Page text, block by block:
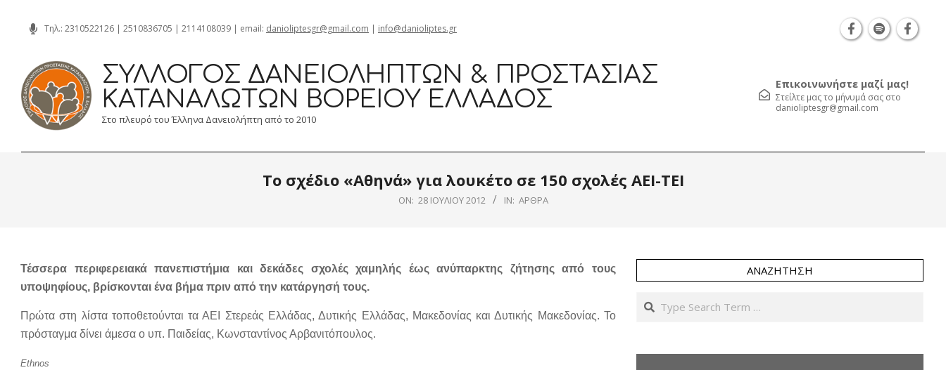
content
Τηλ.: 2310522126 | 2510836705 | 2114108039 | email: danioliptesgr@gmail.com | info@danioliptes.gr
ΣΎΛΛΟΓΟΣ ΔΑΝΕΙΟΛΗΠΤΏΝ & ΠΡΟΣΤΑΣΊΑΣ
ΚΑΤΑΝΑΛΩΤΏΝ ΒΟΡΕΊΟΥ ΕΛΛΆΔΟΣ
Στο πλευρό του Έλληνα Δανειολήπτη από το 2010
Επικοινωνήστε μαζί μας!
Στείλτε μας το μήνυμά σας στο
danioliptesgr@gmail.com
Το σχέδιο «Αθηνά» για λουκέτο σε 150 σχολές ΑΕΙ-ΤΕΙ
ON: 28 ΙΟΥΛΊΟΥ 2012 IN: ΆΡΘΡΑ
Τέσσερα περιφερειακά πανεπιστήμια και δεκάδες σχολές χαμηλής έως ανύπαρκτης ζήτησης από τους
υποψηφίους, βρίσκονται ένα βήμα πριν από την κατάργησή τους.
Πρώτα στη λίστα τοποθετούνται τα ΑΕΙ Στερεάς Ελλάδας, Δυτικής Ελλάδας, Μακεδονίας και Δυτικής Μακεδονίας. Το
πρόσταγμα δίνει άμεσα ο υπ. Παιδείας, Κωνσταντίνος Αρβανιτόπουλος.
Ethnos
ΑΝΑΖΉΤΗΣΗ
Search